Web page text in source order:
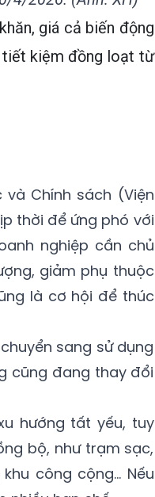
giá cả biến động
tiết kiệm đồng loạt từ
Chính sách (Viện
thời để ứng phó với
nghiệp cần chủ
giảm phụ thuộc
là cơ hội để thúc
sang sử dụng
cũng đang thay đổi
hướng tất yếu, tuy
bộ, như trạm sạc,
công cộng… Nếu